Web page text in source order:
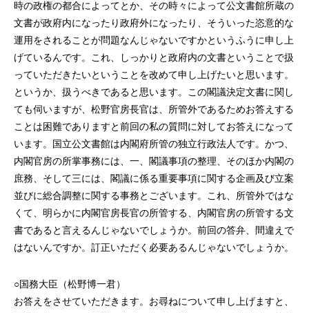
時の政権の都合によってとか、その時々によって公文書館所蔵の
文書が政府内になったり政府外になったり、そういった恣意的な
運用をされることが問題なんじゃないですかというふうに申し上
げているんです。これ、しっかりと政府内の文書ということで扱
っていただきたいということを改めて申し上げたいと思います。
というか、扱うべきであると思います。この閣議決定文書に関し
ても伺いますが、松野官房長官は、所管外であるためお答えする
ことは困難でありますと前回の私の質問に対してお答えになって
います。国立公文書館は内閣府所管の独立行政法人です。かつ、
内閣官房の所掌事務には、一、閣議事項の整理、そのほか内閣の
庶務、そして三には、閣議に係る重要事項に関する企画及び立案
並びに総合調整に関する事務とございます。これ、所管外ではな
くて、明らかに内閣官房長官の所管する、内閣官房の所管する文
書であると言えるんじゃないでしょうか。前回の答弁、間違えで
はないんですか。訂正いただく必要あるんじゃないでしょうか。
○国務大臣（松野博一君）
お答えをさせていただきます。お尋ねについて申し上げますと、